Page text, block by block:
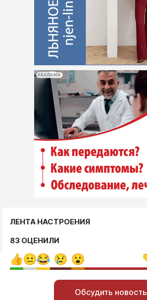
РЕКЛАМА
ЛЕНТА НАСТРОЕНИЯ
83 ОЦЕНИЛИ
Обсудить новость